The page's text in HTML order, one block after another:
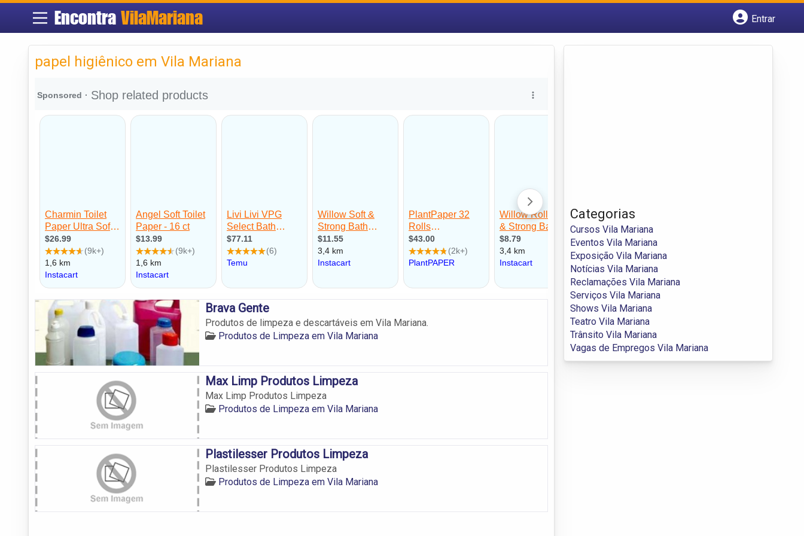
Encontra VilaMariana
Entrar
papel higiênico em Vila Mariana
Brava Gente
Produtos de limpeza e descartáveis em Vila Mariana.
Produtos de Limpeza em Vila Mariana
Max Limp Produtos Limpeza
Max Limp Produtos Limpeza
Produtos de Limpeza em Vila Mariana
Plastilesser Produtos Limpeza
Plastilesser Produtos Limpeza
Produtos de Limpeza em Vila Mariana
Categorias
Cursos Vila Mariana
Eventos Vila Mariana
Exposição Vila Mariana
Notícias Vila Mariana
Reclamações Vila Mariana
Serviços Vila Mariana
Shows Vila Mariana
Teatro Vila Mariana
Trânsito Vila Mariana
Vagas de Empregos Vila Mariana